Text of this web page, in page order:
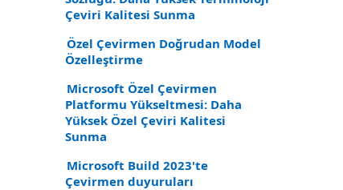
Çeviri Kalitesi Sunma
Özel Çevirmen Doğrudan Model
Özelleştirme
Microsoft Özel Çevirmen
Platformu Yükseltmesi: Daha
Yüksek Özel Çeviri Kalitesi
Sunma
Microsoft Build 2023'te
Çevirmen duyuruları